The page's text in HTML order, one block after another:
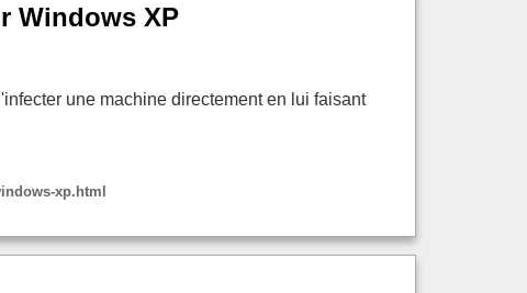
Windows XP
une machine directement en lui faisant
xp.html